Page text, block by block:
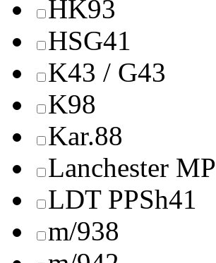
HK93
HSG41
K43 / G43
K98
Kar.88
Lanchester MP
LDT PPSh41
m/938